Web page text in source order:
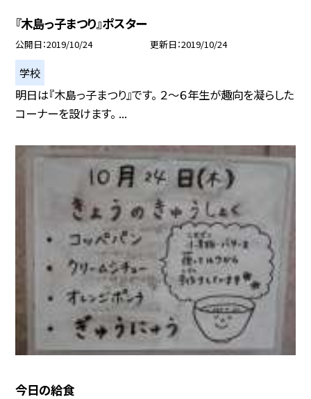
『木島っ子まつり』ポスター
公開日 2019/10/24 更新日 2019/10/24
学校
明日は『木島っ子まつり』です。 ２〜６年生が趣向を凝らした
コーナーを設けます。 ...
今日の給食